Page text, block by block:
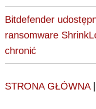
Bitdefender
ransomware
chronić
STRONA GŁÓWNA|